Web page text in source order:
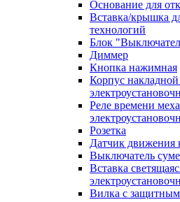
Основание для
Вставка/крышка
технологий
Блок
Диммер
Кнопка нажимная
Корпус
Реле времени
Розетка
Датчик движения
Выключатель
Вставка
Вилка с